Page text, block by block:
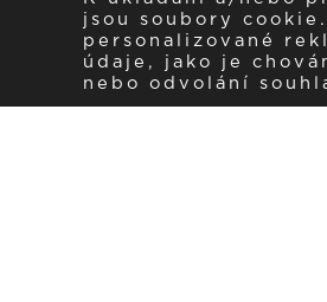
jsou soubory
personalizované
údaje, jako je
nebo odvolání